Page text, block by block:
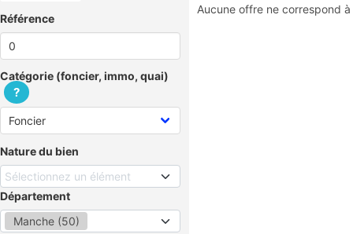
Référence
Catégorie (foncier, immo, quai)
?
Nature du bien
Sélectionnez un élément
Département
Manche (50)
Aucune offre ne correspond